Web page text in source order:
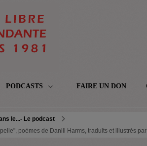
PODCASTS FAIRE UN DON
le...- Le podcast
poèmes de Daniil Harms, traduits et illustrés